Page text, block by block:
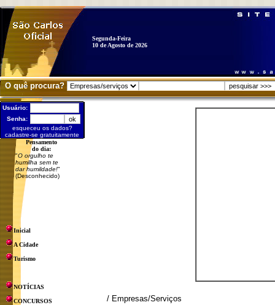
Segunda-Feira
10 de Agosto de 2026
O quê procura?
Usuário:
Senha:
esqueceu os dados?
cadastre-se gratuitamente
Pensamento
do dia:
"O orgulho te
humilha sem te
dar humildade!"
(Desconhecido)
Inicial
A Cidade
Turismo
NOTÍCIAS
CONCURSOS / Empresas/Serviços